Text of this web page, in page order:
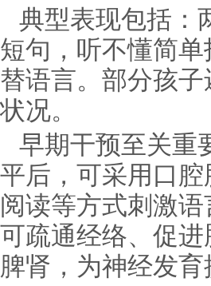
典型表现包括：
短句，听不懂简
替语言。部分孩
状况。
早期干预至关重
平后，可采用口
阅读等方式刺激
可疏通经络、促
脾肾，为神经发